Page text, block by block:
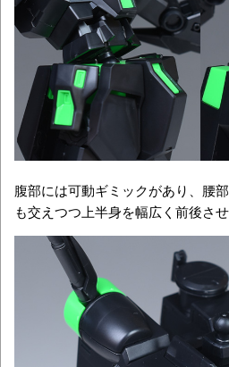
腹部には可動ギミックがあり、腰
も交えつつ上半身を幅広く前後さ